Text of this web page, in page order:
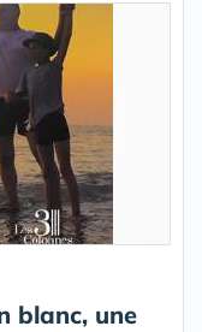
blanc, une